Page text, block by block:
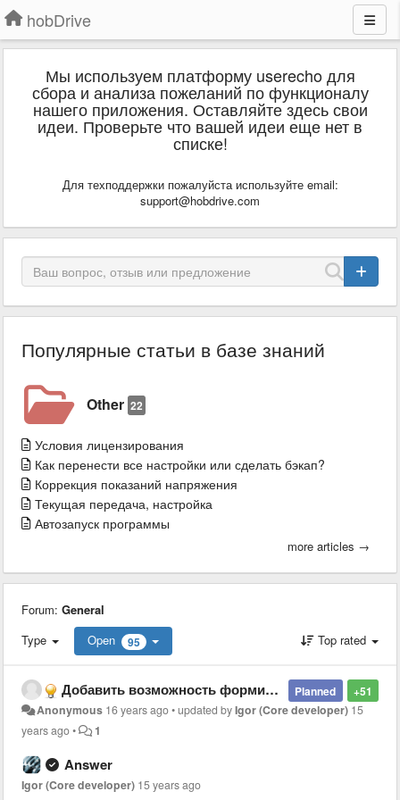
hobDrive
Мы используем платформу userecho для
сбора и анализа пожеланий по функционалу
нашего приложения. Оставляйте здесь свои
идеи. Проверьте что вашей идеи еще нет в
списке!
Для техподдержки пожалуйста используйте email:
support@hobdrive.com
Популярные статьи в базе знаний
Other 22
Условия лицензирования
Как перенести все настройки или сделать бэкап?
Коррекция показаний напряжения
Текущая передача, настройка
Автозапуск программы
more articles →
Forum: General
Type
Open 95 Top rated
+51
Planned
Добавить возможность формирования пользовательского экрана - Allow user to configure screen with custom sensors
Anonymous 16 years ago•updated byIgor (Core developer) 15
years ago• 1
Answer
Igor (Core developer) 15 years ago